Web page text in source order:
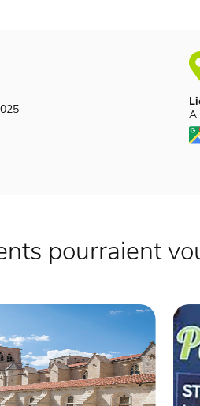
A
pourraient